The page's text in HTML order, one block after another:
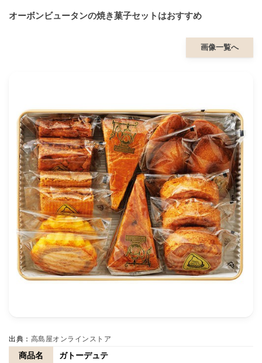
オーボンビュータンの焼き菓子セットはおすすめ
画像一覧へ
出典： 高島屋オンラインストア
商品名
ガトーデュテ